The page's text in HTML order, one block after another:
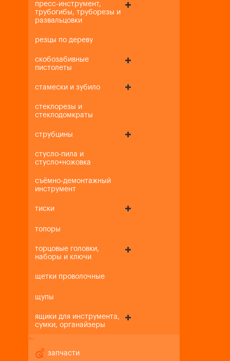
пресс-инструмент,
трубогибы, труборезы и
развальцовки
резцы по дереву
скобозабивные
пистолеты
стамески и зубило
стеклорезы и
стеклодомкраты
струбцины
стусло-пила и
стусло+ножовка
съёмно-демонтажный
инструмент
тиски
топоры
торцовые головки,
наборы и ключи
щетки проволочные
щупы
ящики для инструмента,
сумки, органайзеры
+-
запчасти